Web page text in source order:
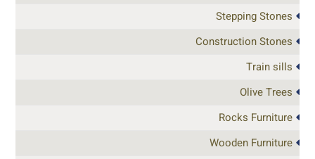
Stepping Stones
Construction Stones
Train sills
Olive Trees
Rocks Furniture
Wooden Furniture